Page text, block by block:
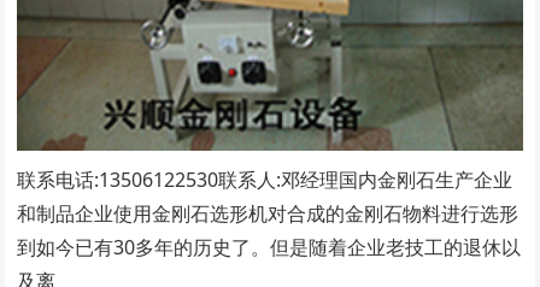
联系电话:13506122530联系人:邓经理​国内金刚石生产企业
和制品企业使用金刚石选形机对合成的金刚石物料进行选形
到如今已有30多年的历史了。但是随着企业老技工的退休以
及离